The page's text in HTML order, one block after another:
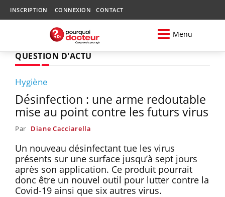
INSCRIPTION CONNEXION CONTACT
Menu
QUESTION D'ACTU
Hygiène
Désinfection : une arme redoutable
mise au point contre les futurs virus
Par Diane Cacciarella
Un nouveau désinfectant tue les virus
présents sur une surface jusqu’à sept jours
après son application. Ce produit pourrait
donc être un nouvel outil pour lutter contre la
Covid-19 ainsi que six autres virus.